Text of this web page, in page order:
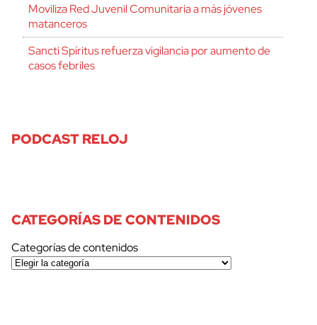
Moviliza Red Juvenil Comunitaria a más jóvenes
matanceros
Sancti Spíritus refuerza vigilancia por aumento de
casos febriles
PODCAST RELOJ
CATEGORÍAS DE CONTENIDOS
Categorías de contenidos